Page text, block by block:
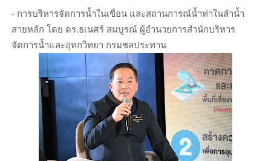
- การบริหารจัดการน้ำในเขื่อน และสถานการณ์น้ำท่าในลำน้ำ
สายหลัก โดย ดร.ธเนศร์ สมบูรณ์ ผู้อำนวยการสำนักบริหาร
จัดการน้ำและอุทกวิทยา กรมชลประทาน